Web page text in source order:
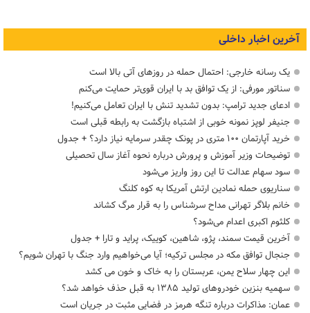
آخرین اخبار داخلی
یک رسانه خارجی: احتمال حمله در روزهای آتی بالا است
سناتور مورفی: از یک توافق بد با ایران قوی‌تر حمایت می‌کنم
ادعای جدید ترامپ: بدون تشدید تنش با ایران تعامل می‌کنیم!
جنیفر لوپز نمونه خوبی از اشتباه بازگشت به رابطه قبلی است
خرید آپارتمان ۱۰۰ متری در پونک چقدر سرمایه نیاز دارد؟ + جدول
توضیحات وزیر آموزش و پرورش درباره نحوه آغاز سال تحصیلی
سود سهام عدالت تا این روز واریز می‌شود
سناریوی حمله نمادین ارتش آمریکا به کوه کلنگ
خانم بلاگر تهرانی مداح سرشناس را به قرار مرگ کشاند
کلثوم اکبری اعدام می‌شود؟
آخرین قیمت سمند، پژو، شاهین، کوییک، پراید و تارا + جدول
جنجال توافق مکه در مجلس ترکیه؛ آیا می‌خواهیم وارد جنگ با تهران شویم؟
این چهار سلاح یمن، عربستان را به خاک و خون می کشد
سهمیه بنزین خودروهای تولید ۱۳۸۵ به قبل حذف خواهد شد؟
عمان: مذاکرات درباره تنگه هرمز در فضایی مثبت در جریان است